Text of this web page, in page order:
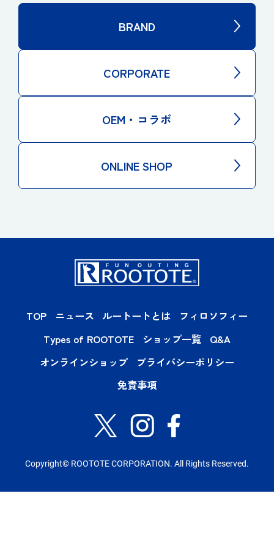
BRAND
CORPORATE
OEM・コラボ
ONLINE SHOP
TOP ニュース ルートートとは
フィロソフィー
Types of ROOTOTE
ショップ一覧
Q&A
オンラインショップ
プライバシーポリシー
免責事項
Copyright© ROOTOTE CORPORATION. All Rights Reserved.